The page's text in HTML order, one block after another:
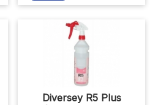
Diversey R5 Plus